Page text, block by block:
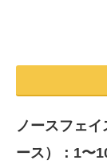
ノースフェ
ース）：1〜